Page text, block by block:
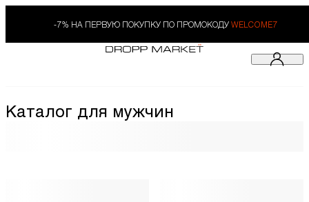
-7% НА ПЕРВУЮ ПОКУПКУ ПО ПРОМОКОДУ WELCOME7
Каталог для мужчин